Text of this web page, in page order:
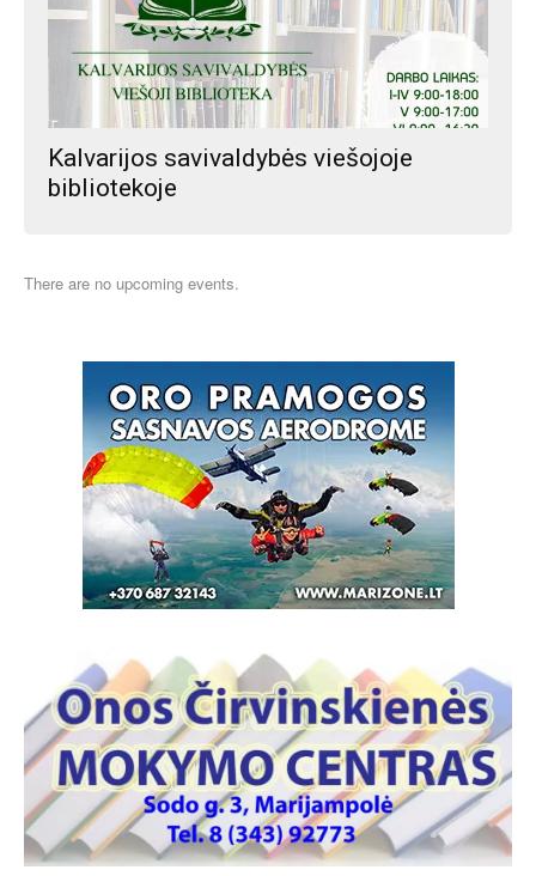
Kalvarijos savivaldybės viešojoje
bibliotekoje
There are no upcoming events.